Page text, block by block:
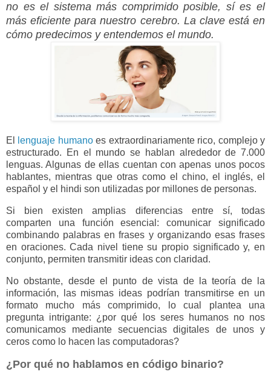
no es el sistema más comprimido posible, sí es el
más eficiente para nuestro cerebro. La clave está en
cómo predecimos y entendemos el mundo.
El lenguaje humanoes extraordinariamente rico, complejo y
estructurado. En el mundo se hablan alrededor de 7.000
lenguas. Algunas de ellas cuentan con apenas unos pocos
hablantes, mientras que otras como el chino, el inglés, el
español y el hindi son utilizadas por millones de personas.
Si bien existen amplias diferencias entre sí, todas
comparten una función esencial: comunicar significado
combinando palabras en frases y organizando esas frases
en oraciones. Cada nivel tiene su propio significado y, en
conjunto, permiten transmitir ideas con claridad.
No obstante, desde el punto de vista de la teoría de la
información, las mismas ideas podrían transmitirse en un
formato mucho más comprimido, lo cual plantea una
pregunta intrigante: ¿por qué los seres humanos no nos
comunicamos mediante secuencias digitales de unos y
ceros como lo hacen las computadoras?
¿Por qué no hablamos en código binario?